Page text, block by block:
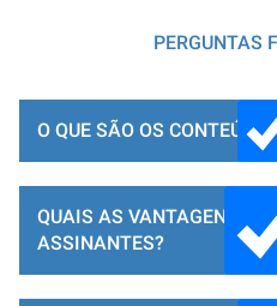
PERGUNTAS
O QUE SÃO OS
QUAIS AS VANTAGENS
ASSINANTES?